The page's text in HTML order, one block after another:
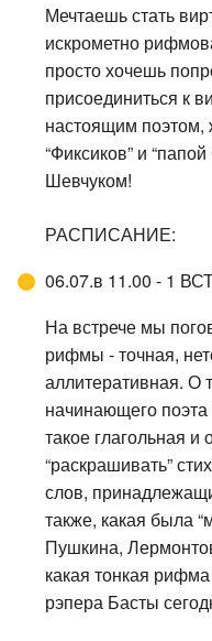
Мечтаешь стать
искрометно
просто хочешь
присоединиться к
настоящим поэтом,
“Фиксиков” и
Шевчуком!
РАСПИСАНИЕ:
06.07.в 11.00 - 1
На встрече мы
рифмы - точная,
аллитеративная. О
начинающего
такое глагольная
“раскрашивать”
слов,
также, какая была
Пушкина,
какая тонкая рифма
рэпера Басты